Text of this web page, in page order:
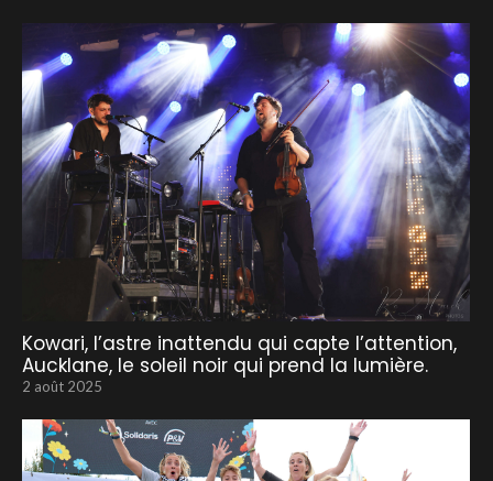
Kowari, l’astre inattendu qui capte l’attention,
Aucklane, le soleil noir qui prend la lumière.
2 août 2025